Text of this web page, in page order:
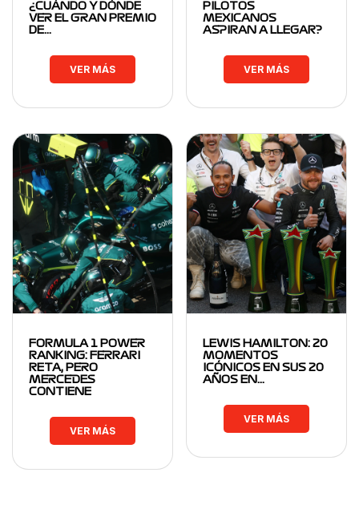
¿CUÁNDO Y DÓNDE
VER EL GRAN PREMIO
DE…
VER MÁS
PILOTOS
MEXICANOS
ASPIRAN A LLEGAR?
VER MÁS
FORMULA 1 POWER
RANKING: FERRARI
RETA, PERO
MERCEDES
CONTIENE
VER MÁS
LEWIS HAMILTON: 20
MOMENTOS
ICÓNICOS EN SUS 20
AÑOS EN…
VER MÁS